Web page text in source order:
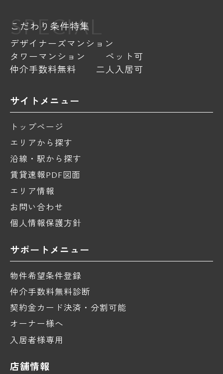
SPECIAL
こだわり条件特集
デザイナーズマンション
タワーマンション
ペット可
仲介手数料無料
二人入居可
サイトメニュー
トップページ
エリアから探す
沿線・駅から探す
賃貸速報PDF図面
エリア情報
お問い合わせ
個人情報保護方針
サポートメニュー
物件希望条件登録
仲介手数料無料診断
契約金カード決済・分割可能
オーナー様へ
入居者様専用
店舗情報